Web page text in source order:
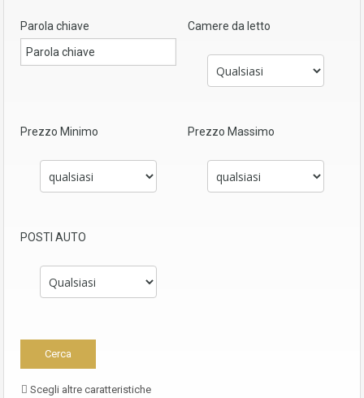
Parola chiave Camere da letto
Prezzo Minimo Prezzo Massimo
POSTI AUTO
Scegli altre caratteristiche